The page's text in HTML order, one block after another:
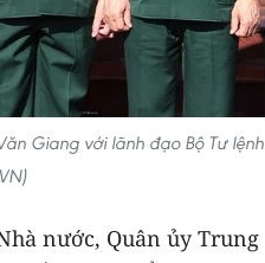
Giang với lãnh đạo Bộ Tư lệnh
nước, Quân ủy Trung